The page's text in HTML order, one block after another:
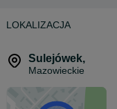
LOKALIZACJA
Sulejówek,
Mazowieckie